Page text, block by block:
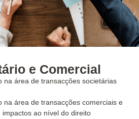
e Comercial
na área de transacções societárias
na área de transacções comerciais e
impactos ao nível do direito